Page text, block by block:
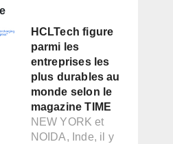
HCLTech figure
parmi les
entreprises les
plus durables au
monde selon le
magazine TIME
NEW YORK et
NOIDA, Inde, il y